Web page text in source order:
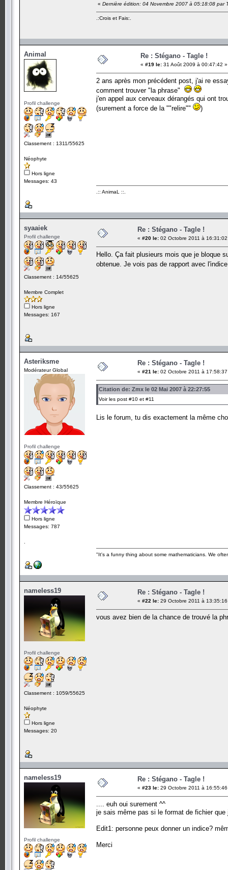
« Dernière édition: 04 Novembre 2007 à 05:18:08 par
.:Crois et Fais:.
Animal
Profil challenge
Classement : 1311/55625
Néophyte
Hors ligne
Messages: 43
Re : Stégano - Tagle !
« #19 le: 31 Août 2009 à 00:47:42 »
2 ans après mon précédent post, j'ai re
comment trouver "la phrase"
j'en appel aux cerveaux dérangés qui ont
(surement a force de la ""relire""
)
.:: AnimaL ::.
syaaiek
Profil challenge
Classement : 14/55625
Membre Complet
Hors ligne
Messages: 167
Re : Stégano - Tagle !
« #20 le: 02 Octobre 2011 à
Hello. Ça fait plusieurs mois que je bloque
obtenue. Je vois pas de rapport avec
Asteriksme
Modérateur Global
Profil challenge
Classement : 43/55625
Membre Héroïque
Hors ligne
Messages: 787
Re : Stégano - Tagle !
« #21 le: 02 Octobre 2011 à
Citation de: Zmx le 02 Mai 2007 à 22:27:55
Voir les post #10 et #11
Lis le forum, tu dis exactement la même
"It's a funny thing about some mathematicians. We
nameless19
Profil challenge
Classement : 1059/55625
Néophyte
Hors ligne
Messages: 20
Re : Stégano - Tagle !
« #22 le: 29 Octobre 2011 à
vous avez bien de la chance de trouvé la
nameless19
Profil challenge
Re : Stégano - Tagle !
« #23 le: 29 Octobre 2011 à
.... euh oui surement ^^
je sais même pas si le format de fichier
Edit1: personne peux donner un indice?
Merci